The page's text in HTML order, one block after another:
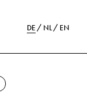
DE NL EN